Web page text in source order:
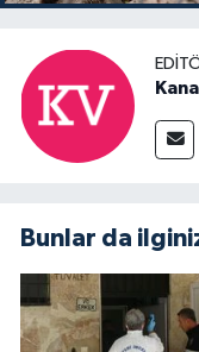
Bunlar da